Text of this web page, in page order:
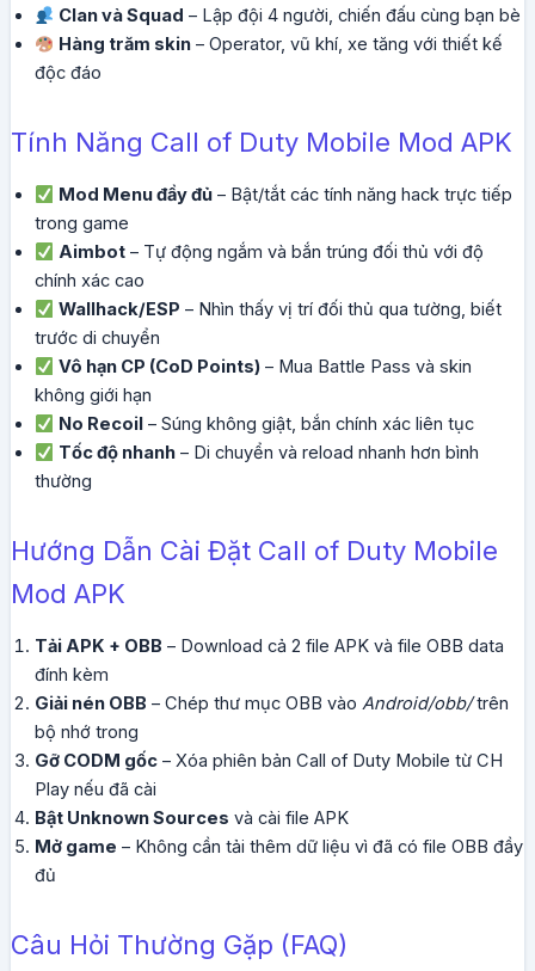
Clan và Squad – Lập đội 4 người, chiến đấu cùng bạn bè
Hàng trăm skin – Operator, vũ khí, xe tăng với thiết kế
độc đáo
Tính Năng Call of Duty Mobile Mod APK
Mod Menu đầy đủ – Bật/tắt các tính năng hack trực tiếp
trong game
Aimbot – Tự động ngắm và bắn trúng đối thủ với độ
chính xác cao
Wallhack/ESP – Nhìn thấy vị trí đối thủ qua tường, biết
trước di chuyển
Vô hạn CP (CoD Points) – Mua Battle Pass và skin
không giới hạn
No Recoil – Súng không giật, bắn chính xác liên tục
Tốc độ nhanh – Di chuyển và reload nhanh hơn bình
thường
Hướng Dẫn Cài Đặt Call of Duty Mobile
Mod APK
Tải APK + OBB – Download cả 2 file APK và file OBB data
đính kèm
Giải nén OBB – Chép thư mục OBB vào Android/obb/trên
bộ nhớ trong
Gỡ CODM gốc– Xóa phiên bản Call of Duty Mobile từ CH
Play nếu đã cài
Bật Unknown Sources và cài file APK
Mở game – Không cần tải thêm dữ liệu vì đã có file OBB đầy
đủ
Câu Hỏi Thường Gặp (FAQ)